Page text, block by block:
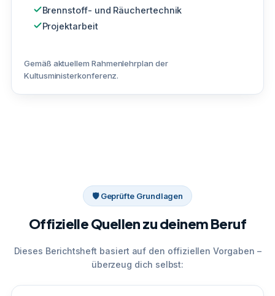
Brennstoff- und Räuchertechnik
Projektarbeit
Gemäß aktuellem Rahmenlehrplan der
Kultusministerkonferenz.
🛡 Geprüfte Grundlagen
Offizielle Quellen zu deinem Beruf
Dieses Berichtsheft basiert auf den offiziellen Vorgaben –
überzeug dich selbst: